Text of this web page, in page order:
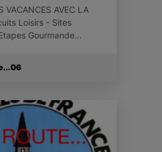
VACANCES AVEC LA
Loisirs - Sites
Gourmande…